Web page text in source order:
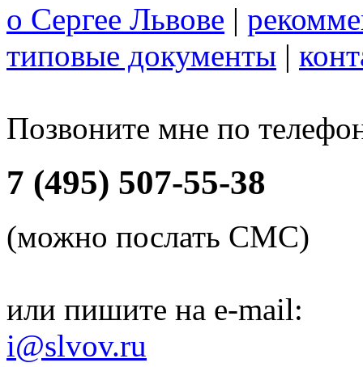
о Сергее Львове |
типовые документы |
Позвоните мне по
7 (495) 507-55-38
(можно послать СМС)
или пишите на e-mail:
i@slvov.ru